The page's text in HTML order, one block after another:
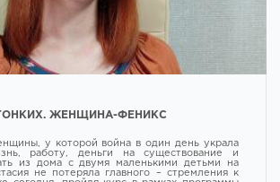
ЖЕНЩИНА-ФЕНИКС
у которой война в один день украла
работу, деньги на существование и
из дома с двумя маленькими детьми на
не потеряла главного – стремления к